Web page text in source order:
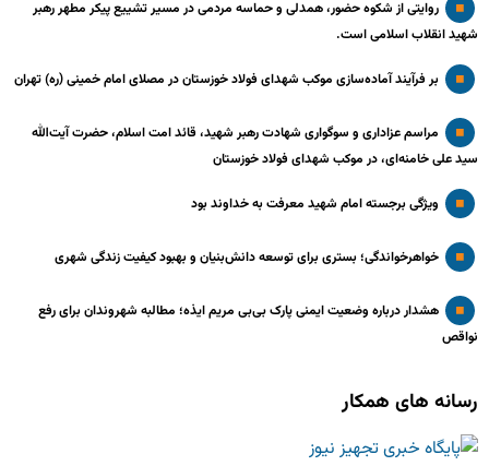
روایتی از شکوه حضور، همدلی و حماسه مردمی در مسیر تشییع پیکر مطهر رهبر
شهید انقلاب اسلامی است.
بر فرآیند آماده‌سازی موکب شهدای فولاد خوزستان در مصلای امام خمینی (ره) تهران
مراسم عزاداری و سوگواری شهادت رهبر شهید، قائد امت اسلام، حضرت آیت‌الله
سید علی خامنه‌ای، در موکب شهدای فولاد خوزستان
ویژگی برجسته امام شهید معرفت به خداوند بود
خواهرخواندگی؛ بستری برای توسعه دانش‌بنیان و بهبود کیفیت زندگی شهری
هشدار درباره وضعیت ایمنی پارک بی‌بی مریم ایذه؛ مطالبه شهروندان برای رفع
نواقص
رسانه های همکار